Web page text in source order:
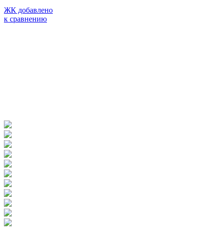
ЖК добавлено
к сравнению